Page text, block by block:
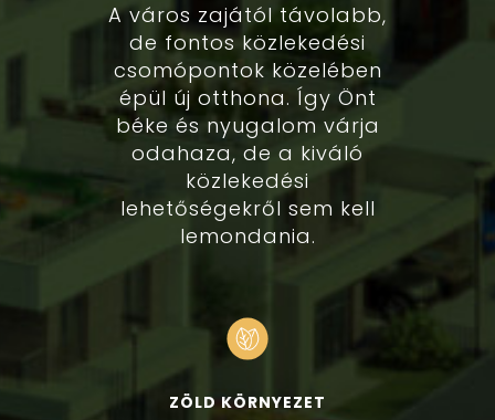
A város zajától távolabb,
de fontos közlekedési
csomópontok közelében
épül új otthona. Így Önt
béke és nyugalom várja
odahaza, de a kiváló
közlekedési
lehetőségekről sem kell
lemondania.
ZÖLD KÖRNYEZET